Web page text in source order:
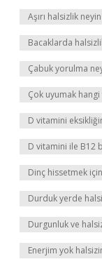
Aşırı halsizlik
Bacaklarda
Çabuk yorulma
Çok uyumak
D vitamini
D vitamini ile B12
Dinç hissetmek
Durduk yerde
Durgunluk ve
Enerjim yok